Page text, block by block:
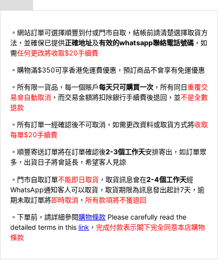
。網站訂單可選擇順豐到付或門市自取，結帳前請清楚選擇取貨方
法，並確保已提供正確地址及有效的whatsapp聯絡電話號碼 ，如
需任何更改將收取$20手續費
。購物滿$350可享香港免運費優惠，預訂商品不會享有免運優惠
。所有限一貨品，每一個賬戶每天只可購買一次 ，所有同日重覆交
易會自動取消 ，而交易金額將扣除銀行手續費後退回，並不是全數
退款
。所有訂單一經確認後不可取消，如需更改資料或取貨方式將收取
每單$20手續費
。順豐寄送訂單將在訂單確認後2-3個工作天安排寄出，如訂單眾
多，出貨日子將會延長，希望客人見諒
。門市自取訂單不能即日取貨 ，取貨訊息會在2-4個工作天經
WhatsApp通知客人可以取貨，取貨期限為訊息發出起計7天，逾
期未取訂單將即時取消 ， 所有款項將不獲退回
。下單前，請詳細參閱購物條款 Please carefully read the
detailed terms in this link ， 完成付款表示閣下完全同意本店購物
條款